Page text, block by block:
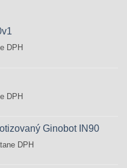
DPH
DPH
Ginobot IN90
DPH